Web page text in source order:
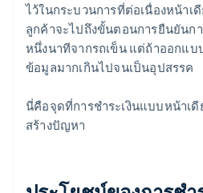
ไว้ในกระบวนการที่ต่อเนื่องหน้าเ
ลูกค้าจะไปถึงขั้นตอนการยืนยันก
หนึ่งนาทีจากรถเข็น แต่ถ้าออกแ
ข้อมูลมากเกินไปจนเป็นอุปสรรค
นี่คือจุดที่การชำระเงินแบบหน้าเ
สร้างปัญหา